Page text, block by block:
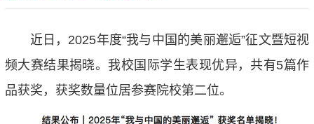
近日，2025年度“我与中国的美丽邂逅”征文暨短视
频大赛结果揭晓。我校国际学生表现优异，共有5篇作
品获奖，获奖数量位居参赛院校第二位。